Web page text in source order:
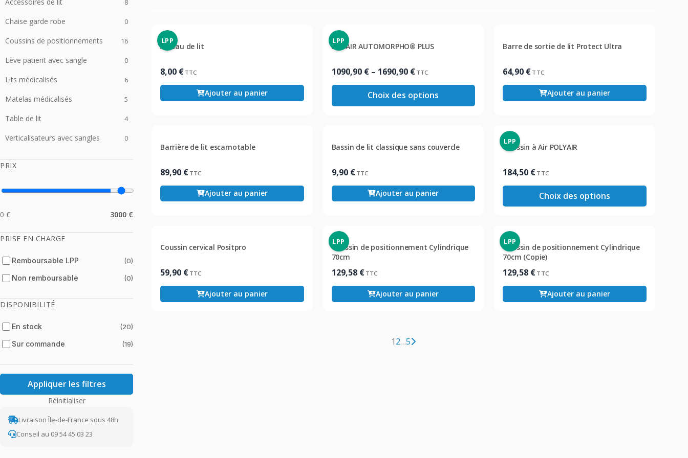
8
Chaise garde robe 0
Coussins de positionnements 16
Lève patient avec sangle 0
Lits médicalisés 6
Matelas médicalisés 5
Table de lit 4
Verticalisateurs avec sangles 0
PRIX
0 € 3000 €
PRISE EN CHARGE
Remboursable LPP (0)
Non remboursable (0)
DISPONIBILITÉ
En stock (20)
Sur commande (19)
Appliquer les filtres
Réinitialiser
Livraison Île-de-France sous 48h
Conseil au 09 54 45 03 23
LPP
Arceau de lit
8,00 € TTC
Ajouter au panier
LPP
AXTAIR AUTOMORPHO® PLUS
1090,90 €– 1690,90 €
Plage
de
1090,90 €
TTC
Choix des options
Barre de sortie de lit Protect Ultra
64,90 € TTC
Ajouter au panier
Barrière de lit escamotable
89,90 € TTC
Ajouter au panier
Bassin de lit classique sans couvercle
9,90 € TTC
Ajouter au panier
LPP
Coussin à Air POLYAIR
184,50 € TTC
Choix des options
Coussin cervical Positpro
59,90 € TTC
Ajouter au panier
LPP
Coussin de positionnement Cylindrique
70cm
129,58 € TTC
Ajouter au panier
LPP
Coussin de positionnement Cylindrique
70cm (Copie)
129,58 € TTC
Ajouter au panier
12…5